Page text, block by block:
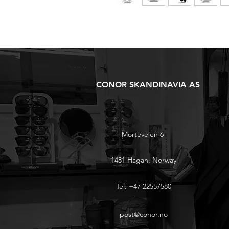
CONOR SKANDINAVIA AS
Morteveien 6
1481 Hagan, Norway
Tel: +47 22557580
post@conor.no